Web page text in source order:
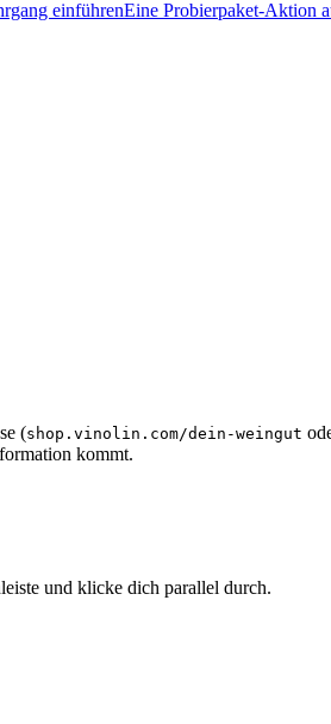
einführenEine Probierpaket-Aktion
(shop.vinolin.com/dein-weingut
kommt.
und klicke dich parallel durch.